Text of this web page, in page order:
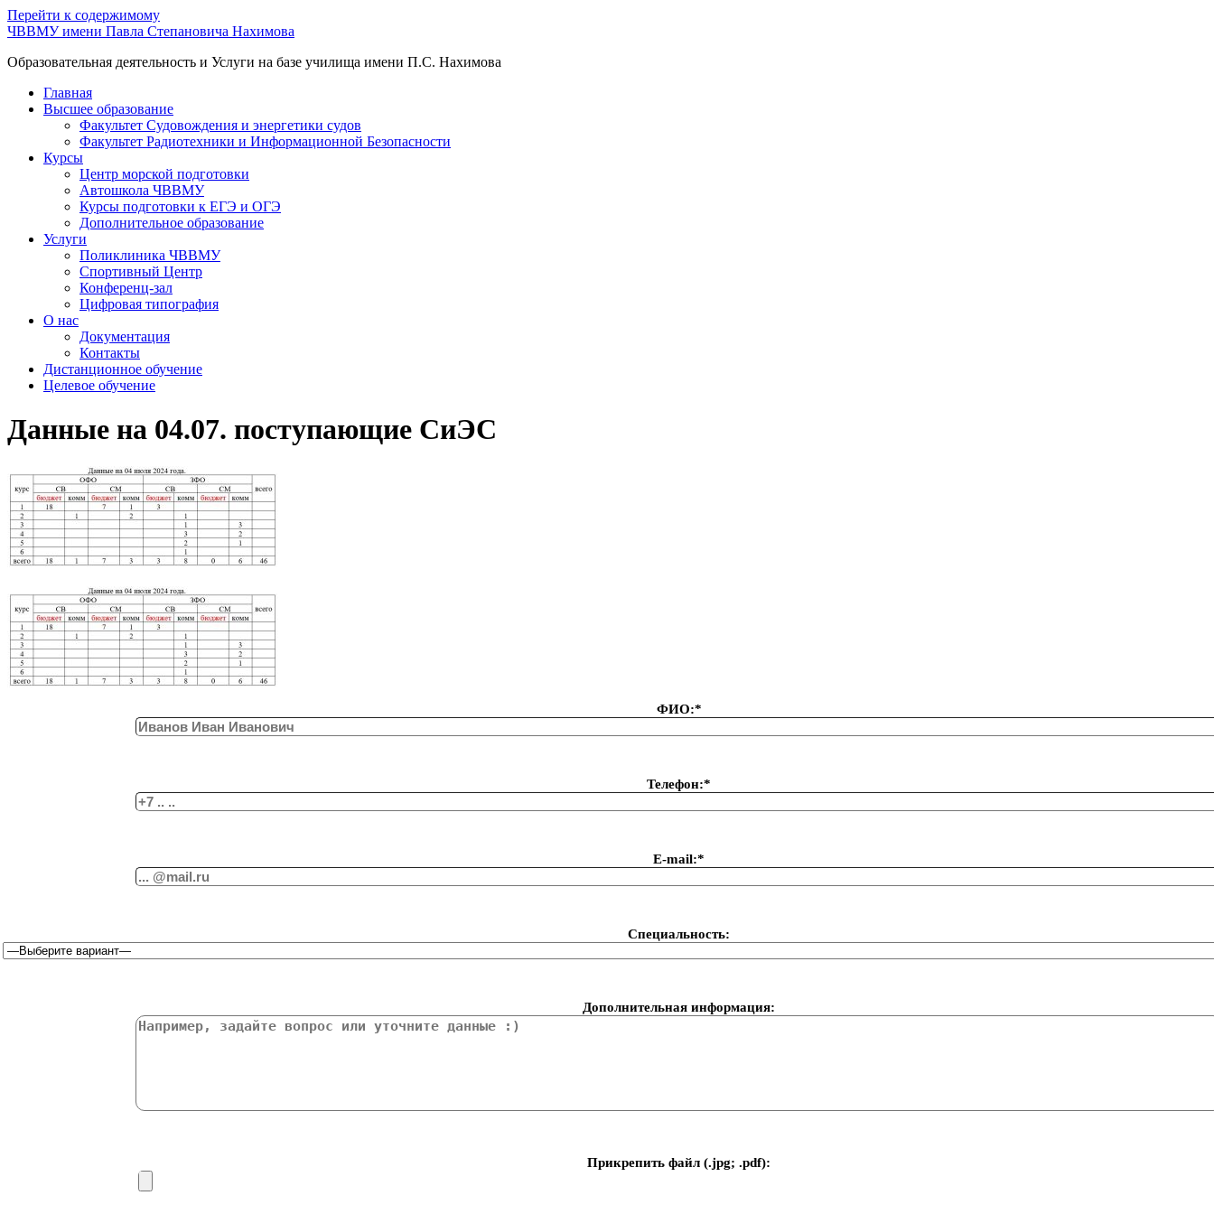
Перейти к содержимому
ЧВВМУ имени Павла Степановича Нахимова
Образовательная деятельность и Услуги на базе училища имени П.С. Нахимова
Главная
Высшее образование
Факультет Судовождения и энергетики судов
Факультет Радиотехники и Информационной Безопасности
Курсы
Центр морской подготовки
Автошкола ЧВВМУ
Курсы подготовки к ЕГЭ и ОГЭ
Дополнительное образование
Услуги
Поликлиника ЧВВМУ
Спортивный Центр
Конференц-зал
Цифровая типография
О нас
Документация
Контакты
Дистанционное обучение
Целевое обучение
Данные на 04.07. поступающие СиЭС
ФИО:*
Телефон:*
Е-mail:*
Специальность:
Дополнительная информация:
Прикрепить файл (.jpg; .pdf):